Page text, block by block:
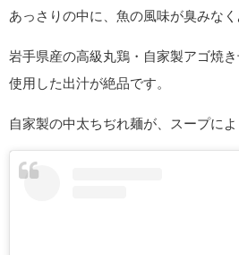
あっさりの中に、魚の風味が臭みなく
岩手県産の高級丸鶏・自家製アゴ焼
使用した出汁が絶品です。
自家製の中太ちぢれ麺が、スープによ